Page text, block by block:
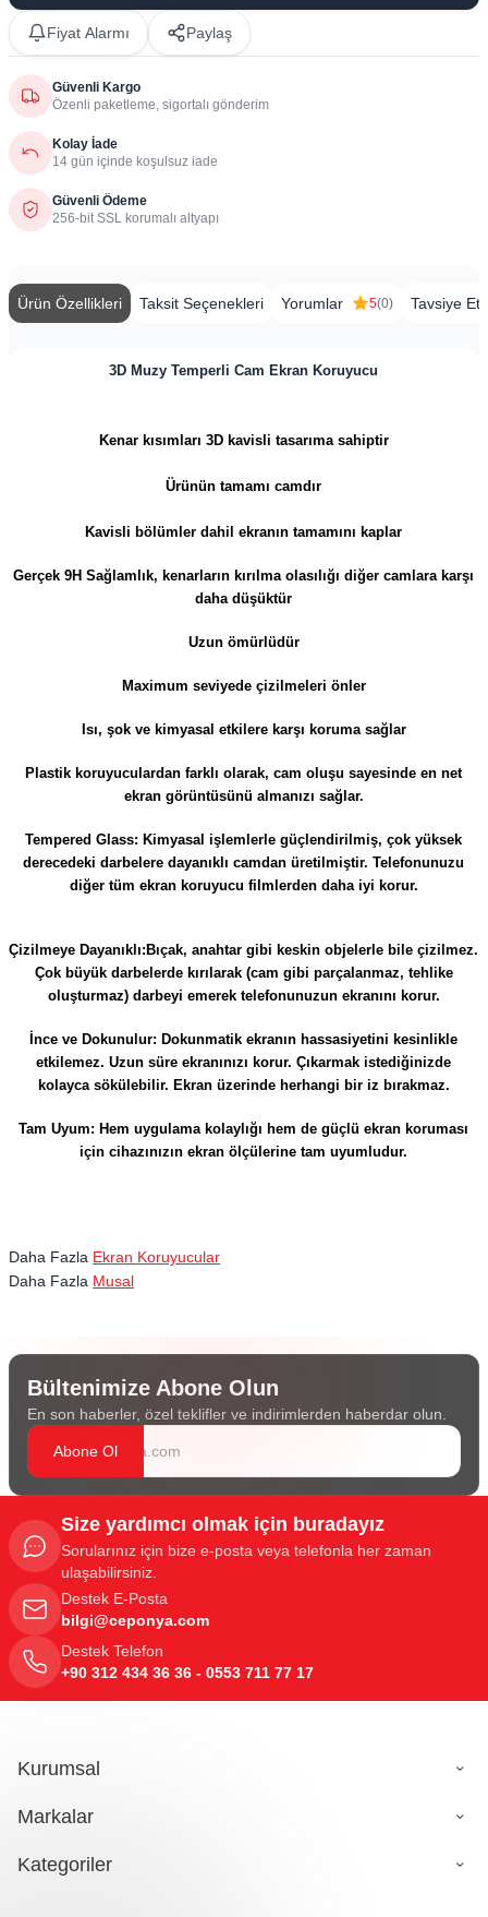
Fiyat Alarmı Paylaş
Güvenli Kargo
Özenli paketleme, sigortalı gönderim
Kolay İade
14 gün içinde koşulsuz iade
Güvenli Ödeme
256-bit SSL korumalı altyapı
Ürün Özellikleri Taksit Seçenekleri Yorumlar 5(0) Tavsiye Et
3D Muzy Temperli Cam Ekran Koruyucu
Kenar kısımları 3D kavisli tasarıma sahiptir
​​​Ürünün tamamı camdır
Kavisli bölümler dahil ekranın tamamını kaplar
Gerçek 9H Sağlamlık, kenarların kırılma olasılığı diğer camlara karşı
daha düşüktür
Uzun ömürlüdür
Maximum seviyede çizilmeleri önler
Isı, şok ve kimyasal etkilere karşı koruma sağlar
Plastik koruyuculardan farklı olarak, cam oluşu sayesinde en net
ekran görüntüsünü almanızı sağlar.
Tempered Glass: Kimyasal işlemlerle güçlendirilmiş, çok yüksek
derecedeki darbelere dayanıklı camdan üretilmiştir. Telefonunuzu
diğer tüm ekran koruyucu filmlerden daha iyi korur.
Çizilmeye Dayanıklı:Bıçak, anahtar gibi keskin objelerle bile çizilmez.
Çok büyük darbelerde kırılarak (cam gibi parçalanmaz, tehlike
oluşturmaz) darbeyi emerek telefonunuzun ekranını korur.
İnce ve Dokunulur: Dokunmatik ekranın hassasiyetini kesinlikle
etkilemez. Uzun süre ekranınızı korur. Çıkarmak istediğinizde
kolayca sökülebilir. Ekran üzerinde herhangi bir iz bırakmaz.
Tam Uyum: Hem uygulama kolaylığı hem de güçlü ekran koruması
için cihazınızın ekran ölçülerine tam uyumludur.
Daha Fazla Ekran Koruyucular
Daha Fazla Musal
Bültenimize Abone Olun
En son haberler, özel teklifler ve indirimlerden haberdar olun.
Abone Ol
Size yardımcı olmak için buradayız
Sorularınız için bize e-posta veya telefonla her zaman
ulaşabilirsiniz.
Destek E-Posta
bilgi@ceponya.com
Destek Telefon
+90 312 434 36 36 - 0553 711 77 17
Kurumsal
Markalar
Kategoriler